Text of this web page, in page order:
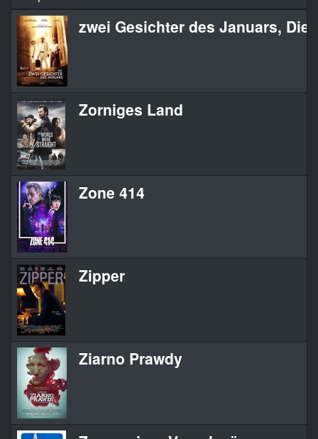
zwei Gesichter des Januars, Die
Zorniges Land
Zone 414
Zipper
Ziarno Prawdy